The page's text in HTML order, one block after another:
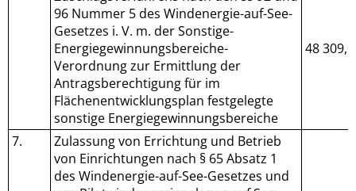
96 Nummer 5 des Windenergie-auf-See-
Gesetzes i. V. m. der Sonstige-
Energiegewinnungsbereiche-
Verordnung zur Ermittlung der
Antragsberechtigung für im
Flächenentwicklungsplan festgelegte
sonstige Energiegewinnungsbereiche
48
7.
Zulassung von Errichtung und Betrieb
von Einrichtungen nach § 65 Absatz 1
des Windenergie-auf-See-Gesetzes und